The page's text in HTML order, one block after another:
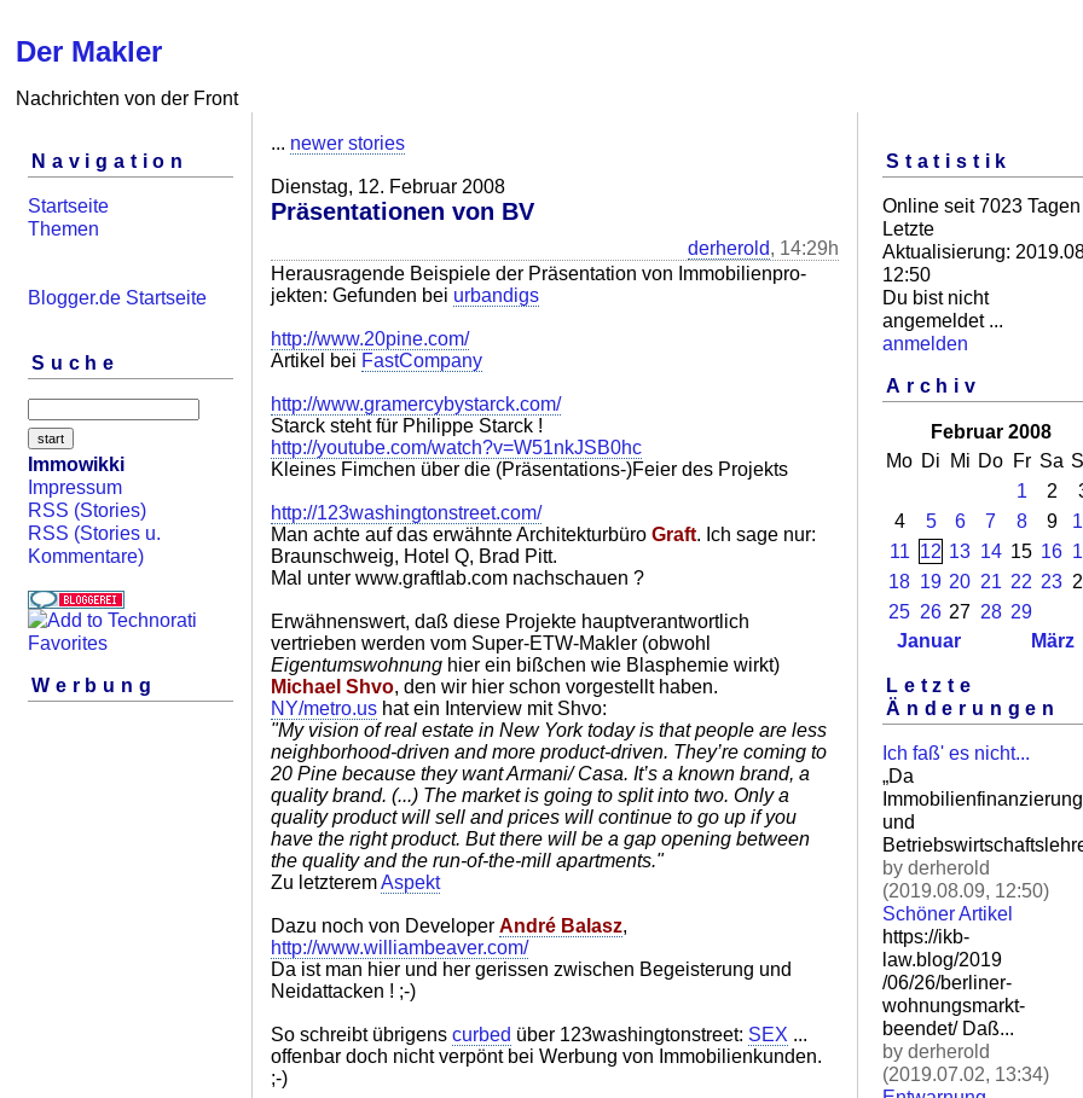
Der Makler
Nachrichten von der Front
Navigation
Startseite
Themen
Blogger.de Startseite
Suche
Immowikki
Impressum
RSS (Stories)
RSS (Stories u.
Kommentare)
Werbung
... newer stories
Dienstag, 12. Februar 2008
Präsentationen von BV
derherold, 14:29h
Herausragende Beispiele der Präsentation von Immobilienpro-
jekten: Gefunden bei urbandigs
http://www.20pine.com/
Artikel bei FastCompany
http://www.gramercybystarck.com/
Starck steht für Philippe Starck !
http://youtube.com/watch?v=W51nkJSB0hc
Kleines Fimchen über die (Präsentations-)Feier des Projekts
http://123washingtonstreet.com/
Man achte auf das erwähnte Architekturbüro Graft. Ich sage nur:
Braunschweig, Hotel Q, Brad Pitt.
Mal unter www.graftlab.com nachschauen ?
Erwähnenswert, daß diese Projekte hauptverantwortlich
vertrieben werden vom Super-ETW-Makler (obwohl
Eigentumswohnung hier ein bißchen wie Blasphemie wirkt)
Michael Shvo, den wir hier schon vorgestellt haben.
NY/metro.us hat ein Interview mit Shvo:
"My vision of real estate in New York today is that people are less
neighborhood-driven and more product-driven. They’re coming to
20 Pine because they want Armani/ Casa. It’s a known brand, a
quality brand. (...) The market is going to split into two. Only a
quality product will sell and prices will continue to go up if you
have the right product. But there will be a gap opening between
the quality and the run-of-the-mill apartments."
Zu letzteremAspekt
Dazu noch von Developer André Balasz,
http://www.williambeaver.com/
Da ist man hier und her gerissen zwischen Begeisterung und
Neidattacken ! ;-)
So schreibt übrigens curbed über 123washingtonstreet: SEX ...
offenbar doch nicht verpönt bei Werbung von Immobilienkunden.
;-)
Statistik
Online seit 7023 Tagen
Letzte
Aktualisierung:
12:50
Du bist nicht
angemeldet ...
anmelden
Archiv
Februar 2008
Mo Di Mi Do Fr Sa
1
2
4
5 6 7 8 9
11 12 13 14 15 16
18 19 20 21 22 23
25 26 27 28 29
Januar
März
Letzte
Änderungen
Ich faß' es nicht...
„Da
Immobilienfinanzierung
und
by derherold
(2019.08.09, 12:50)
Schöner Artikel
https://ikb-
law.blog/2019
/06/26/berliner-
wohnungsmarkt-
beendet/ Daß...
by derherold
(2019.07.02, 13:34)